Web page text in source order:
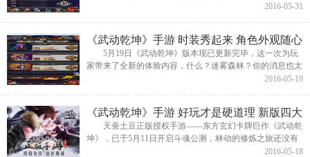
林，全新探险之旅即将开启，时装系统、祖符系统等激情新
2016-05-31
《武动乾坤》手游 时装秀起来 角色外观随心
5月19日《武动乾坤》版本现已更新完毕，这一次为玩
家带来了全新的体验内容，什么？迷雾森林？你的消息也太
滞后了吧！在这个看颜值的社会，除了脸当然就是衣装啦！
2016-05-19
《武动乾坤》手游 好玩才是硬道理 新版四大
玩法介绍
天蚕土豆正版授权手游——东方玄幻卡牌巨作《武动乾
坤》，已于5月11日开启斗魂公测，林动的修炼之旅还没有
结束，当然《武动乾坤》也在持续更新版本中，对于已经族
2016-05-18